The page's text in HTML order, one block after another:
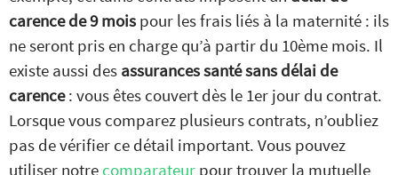
carence de 9 mois pour les frais liés à la maternité : ils
ne seront pris en charge qu’à partir du 10ème mois. Il
existe aussi des assurances santé sans délai de
carence: vous êtes couvert dès le 1er jour du contrat.
Lorsque vous comparez plusieurs contrats, n’oubliez
pas de vérifier ce détail important. Vous pouvez
utiliser notre comparateur pour trouver la mutuelle
Comparez nos offres de
mutuelleGRATUITEMENT
etSANS ENGAGEMENT
JE COMPARE
les devis mutuelles santé